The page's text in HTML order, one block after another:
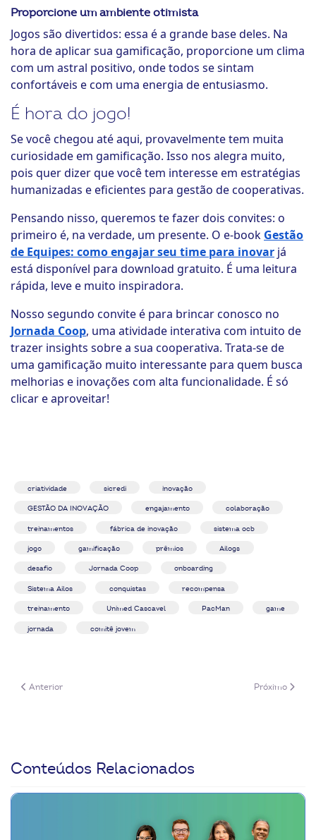
Proporcione um ambiente otimista
Jogos são divertidos: essa é a grande base deles. Na
hora de aplicar sua gamificação, proporcione um clima
com um astral positivo, onde todos se sintam
confortáveis e com uma energia de entusiasmo.
É hora do jogo!
Se você chegou até aqui, provavelmente tem muita
curiosidade em gamificação. Isso nos alegra muito,
pois quer dizer que você tem interesse em estratégias
humanizadas e eficientes para gestão de cooperativas.
Pensando nisso, queremos te fazer dois convites: o
primeiro é, na verdade, um presente. O e-book Gestão
de Equipes: como engajar seu time para inovar já
está disponível para download gratuito. É uma leitura
rápida, leve e muito inspiradora.
Nosso segundo convite é para brincar conosco no
Jornada Coop, uma atividade interativa com intuito de
trazer insights sobre a sua cooperativa. Trata-se de
uma gamificação muito interessante para quem busca
melhorias e inovações com alta funcionalidade. É só
clicar e aproveitar!
criatividade sicredi inovação
GESTÃO DA INOVAÇÃO engajamento colaboração
treinamentos fábrica de inovação sistema ocb
jogo gamificação prêmios Ailogs
desafio Jornada Coop onboarding
Sistema Ailos conquistas recompensa
treinamento Unimed Cascavel PacMan game
jornada comitê jovem
Artigo anterior: Gestão da inovação: o que é e como as cooperativas
Anterior Próximo
Próximo
Conteúdos Relacionados